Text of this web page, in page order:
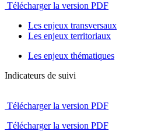
Télécharger la version PDF
Les enjeux transversaux
Les enjeux territoriaux
Les enjeux thématiques
Indicateurs de suivi
Télécharger la version PDF
Télécharger la version PDF